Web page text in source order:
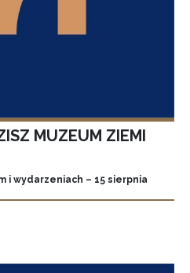
MUZEUM ZIEMI
i wydarzeniach – 15 sierpnia